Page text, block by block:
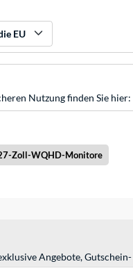
EU
Nutzung finden Sie hier:
Zoll-WQHD-Monitore
Angebote,